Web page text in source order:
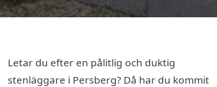
Letar du efter en pålitlig och duktig
stenläggare i Persberg? Då har du kommit